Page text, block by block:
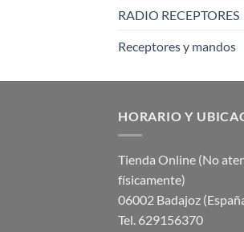
RADIO RECEPTORES
Receptores y mandos
HORARIO Y
Tienda Online (No
físicamente)
06002 Badajoz
Tel. 629156370